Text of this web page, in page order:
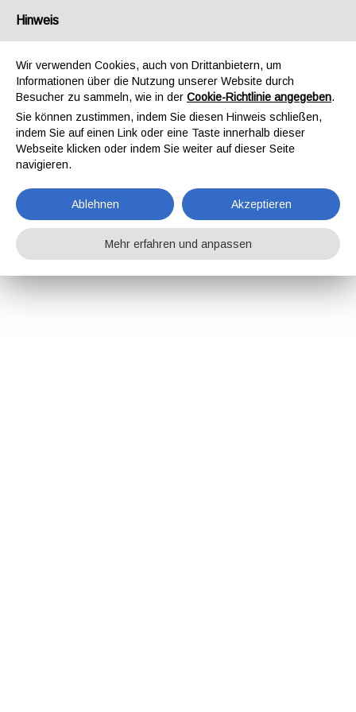
Hinweis
Wir verwenden Cookies, auch von Drittanbietern, um
Informationen über die Nutzung unserer Website durch
Besucher zu sammeln, wie in der Cookie-Richtlinie angegeben.
Sie können zustimmen, indem Sie diesen Hinweis schließen,
indem Sie auf einen Link oder eine Taste innerhalb dieser
Webseite klicken oder indem Sie weiter auf dieser Seite
navigieren.
Ablehnen Akzeptieren
Mehr erfahren und anpassen